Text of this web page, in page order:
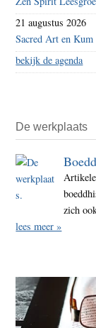
21 augustus 2026
Sacred Art en
bekijk de agenda
De werkplaats
zich
lees meer »